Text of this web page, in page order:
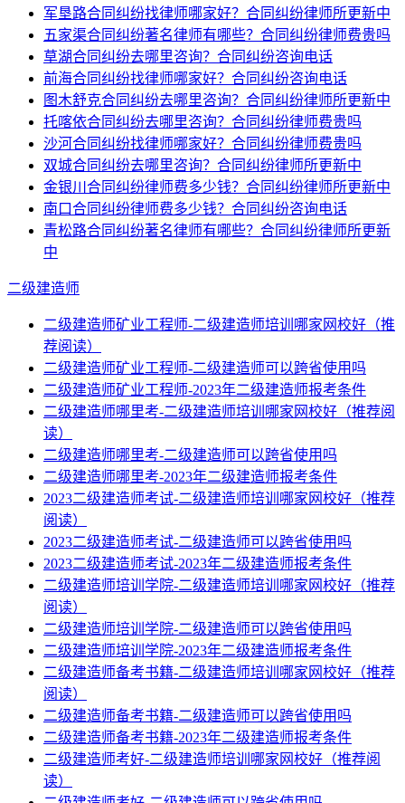
军垦路合同纠纷找律师哪家好？合同纠纷律师所更新中
五家渠合同纠纷著名律师有哪些？合同纠纷律师费贵吗
草湖合同纠纷去哪里咨询？合同纠纷咨询电话
前海合同纠纷找律师哪家好？合同纠纷咨询电话
图木舒克合同纠纷去哪里咨询？合同纠纷律师所更新中
托喀依合同纠纷去哪里咨询？合同纠纷律师费贵吗
沙河合同纠纷找律师哪家好？合同纠纷律师费贵吗
双城合同纠纷去哪里咨询？合同纠纷律师所更新中
金银川合同纠纷律师费多少钱？合同纠纷律师所更新中
南口合同纠纷律师费多少钱？合同纠纷咨询电话
青松路合同纠纷著名律师有哪些？合同纠纷律师所更新
中
二级建造师
二级建造师矿业工程师-二级建造师培训哪家网校好（推
荐阅读）
二级建造师矿业工程师-二级建造师可以跨省使用吗
二级建造师矿业工程师-2023年二级建造师报考条件
二级建造师哪里考-二级建造师培训哪家网校好（推荐阅
读）
二级建造师哪里考-二级建造师可以跨省使用吗
二级建造师哪里考-2023年二级建造师报考条件
2023二级建造师考试-二级建造师培训哪家网校好（推荐
阅读）
2023二级建造师考试-二级建造师可以跨省使用吗
2023二级建造师考试-2023年二级建造师报考条件
二级建造师培训学院-二级建造师培训哪家网校好（推荐
阅读）
二级建造师培训学院-二级建造师可以跨省使用吗
二级建造师培训学院-2023年二级建造师报考条件
二级建造师备考书籍-二级建造师培训哪家网校好（推荐
阅读）
二级建造师备考书籍-二级建造师可以跨省使用吗
二级建造师备考书籍-2023年二级建造师报考条件
二级建造师考好-二级建造师培训哪家网校好（推荐阅
读）